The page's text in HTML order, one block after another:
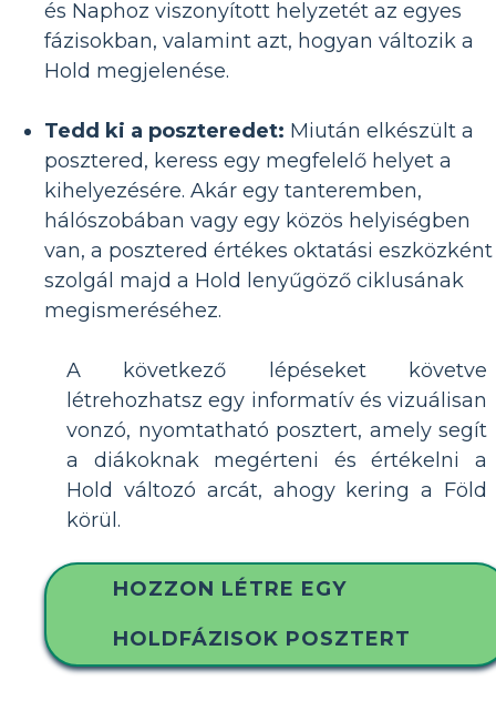
és Naphoz viszonyított helyzetét az egyes
fázisokban, valamint azt, hogyan változik a
Hold megjelenése.
Tedd ki a poszteredet: Miután elkészült a
posztered, keress egy megfelelő helyet a
kihelyezésére. Akár egy tanteremben,
hálószobában vagy egy közös helyiségben
van, a posztered értékes oktatási eszközként
szolgál majd a Hold lenyűgöző ciklusának
megismeréséhez.
A következő lépéseket követve
létrehozhatsz egy informatív és vizuálisan
vonzó, nyomtatható posztert, amely segít
a diákoknak megérteni és értékelni a
Hold változó arcát, ahogy kering a Föld
körül.
HOZZON LÉTRE EGY
HOLDFÁZISOK POSZTERT